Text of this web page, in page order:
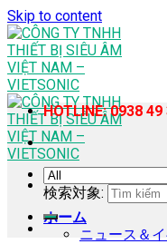
Skip to content
ホーム
ニュース＆
HOTLINE: 0938
検索対象: